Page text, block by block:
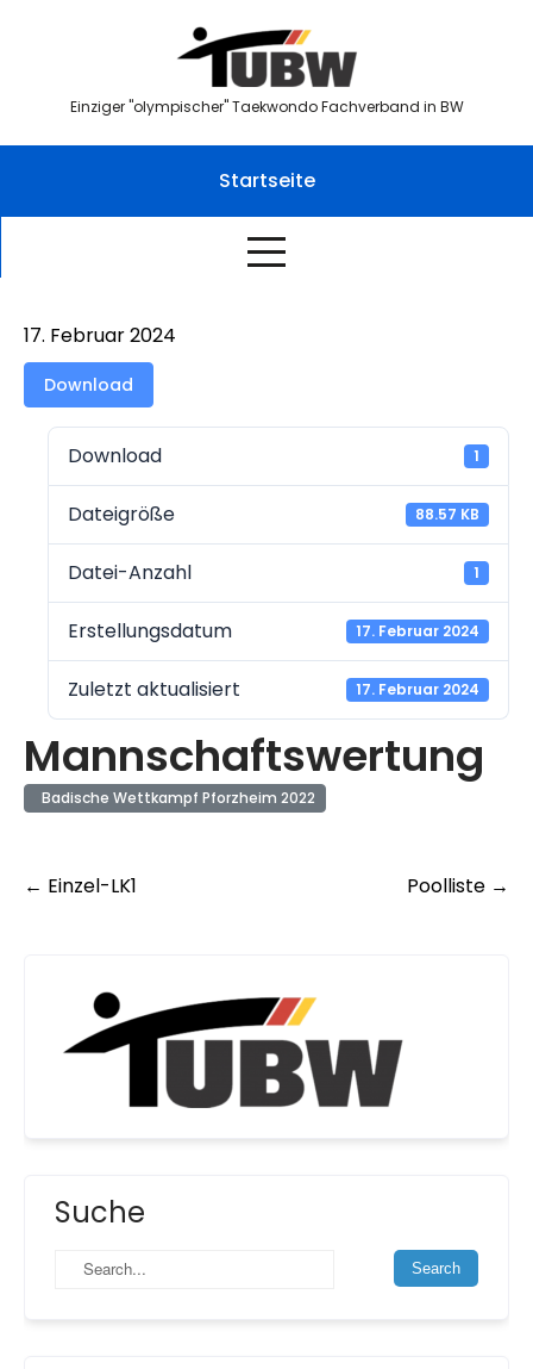
Einziger "olympischer" Taekwondo Fachverband in BW
Startseite
17. Februar 2024
Download
Download 1
Dateigröße 88.57 KB
Datei-Anzahl 1
Erstellungsdatum 17. Februar 2024
Zuletzt aktualisiert 17. Februar 2024
Mannschaftswertung
Badische Wettkampf Pforzheim 2022
Post
← Einzel-LK1 Poolliste →
Suche